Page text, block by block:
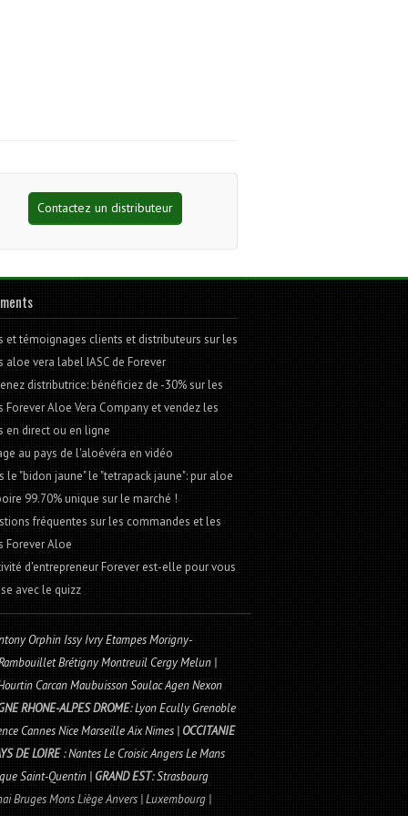
Contactez un distributeur
témoignages clients et distributeurs sur les
aloe vera label IASC de Forever
distributrice: bénéficiez de -30% sur les
Forever Aloe Vera Company et vendez les
en direct ou en ligne
au pays de l'aloévéra en vidéo
le "bidon jaune" le "tetrapack jaune": pur aloe
99.70% unique sur le marché !
fréquentes sur les commandes et les
Forever Aloe
d'entrepreneur Forever est-elle pour vous
avec le quizz
Orphin Issy Ivry Etampes Morigny-
Brétigny Montreuil Cergy Melun |
Carcan Maubuisson Soulac Agen Nexon
RHONE-ALPES DROME: Lyon Ecully Grenoble
Cannes Nice Marseille Aix Nimes |OCCITANIE
DE LOIRE: Nantes Le Croisic Angers Le Mans
Saint-Quentin |GRAND EST: Strasbourg
Bruges Mons Liège Anvers | Luxembourg |